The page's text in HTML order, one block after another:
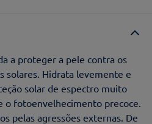
a proteger a pele contra os
solares. Hidrata levemente e
solar de espectro muito
o fotoenvelhecimento precoce.
pelas agressões externas. De